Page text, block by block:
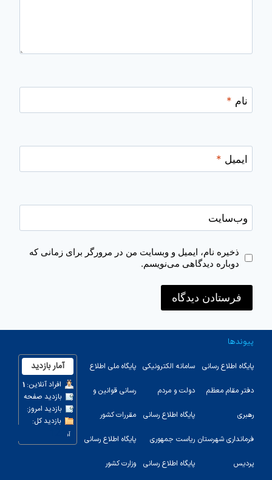
نام *
ایمیل *
وب‌سایت
ذخیره نام، ایمیل و وبسایت من در مرورگر برای زمانی که
دوباره دیدگاهی می‌نویسم.
پیوندها
پایگاه اطلاع رسانی
دفتر مقام معظم
رهبری
فرمانداری شهرستان
پردیس
سامانه الکترونیکی
دولت و مردم
پایگاه اطلاع رسانی
ریاست جمهوری
پایگاه اطلاع رسانی
پایگاه ملی اطلاع
رسانی قوانین و
مقررات کشور
پایگاه اطلاع رسانی
وزارت کشور